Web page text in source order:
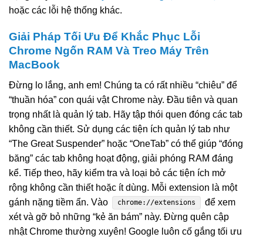
hoặc các lỗi hệ thống khác.
Giải Pháp Tối Ưu Để Khắc Phục Lỗi
Chrome Ngốn RAM Và Treo Máy Trên
MacBook
Đừng lo lắng, anh em! Chúng ta có rất nhiều “chiêu” để
“thuần hóa” con quái vật Chrome này. Đầu tiên và quan
trọng nhất là quản lý tab. Hãy tập thói quen đóng các tab
không cần thiết. Sử dụng các tiện ích quản lý tab như
“The Great Suspender” hoặc “OneTab” có thể giúp “đóng
băng” các tab không hoạt động, giải phóng RAM đáng
kể. Tiếp theo, hãy kiểm tra và loại bỏ các tiện ích mở
rộng không cần thiết hoặc ít dùng. Mỗi extension là một
gánh nặng tiềm ẩn. Vào
chrome://extensions
để xem
xét và gỡ bỏ những “kẻ ăn bám” này. Đừng quên cập
nhật Chrome thường xuyên! Google luôn cố gắng tối ưu